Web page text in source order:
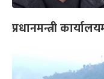
प्रधानमन्त्री